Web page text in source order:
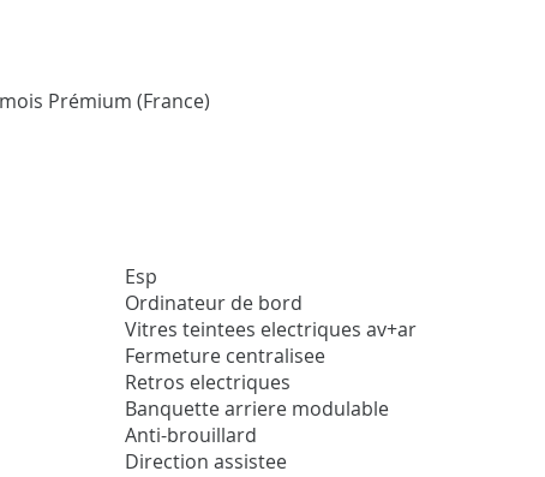
Prémium (France)
Esp
Ordinateur de bord
Vitres teintees electriques av+ar
Fermeture centralisee
Retros electriques
Banquette arriere modulable
Anti-brouillard
Direction assistee